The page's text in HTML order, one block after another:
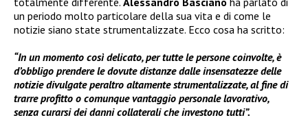
un periodo molto particolare della sua vita e di come le
notizie siano state strumentalizzate. Ecco cosa ha scritto:
“In un momento così delicato, per tutte le persone coinvolte, è
d’obbligo prendere le dovute distanze dalle insensatezze delle
notizie divulgate peraltro altamente strumentalizzate, al fine di
trarre profitto o comunque vantaggio personale lavorativo,
senza curarsi dei danni collaterali che investono tutti”.